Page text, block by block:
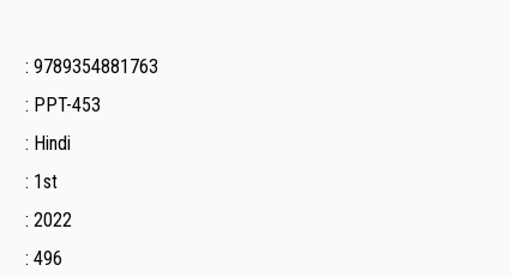
: 9789354881763
: PPT-453
: Hindi
: 1st
: 2022
: 496